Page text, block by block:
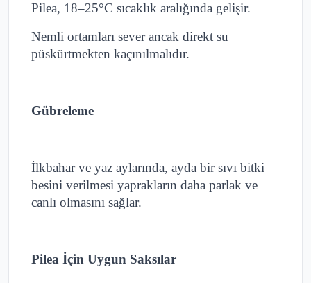
Pilea, 18–25°C sıcaklık aralığında gelişir.
Nemli ortamları sever ancak direkt su
püskürtmekten kaçınılmalıdır.
Gübreleme
İlkbahar ve yaz aylarında, ayda bir sıvı bitki
besini verilmesi yaprakların daha parlak ve
canlı olmasını sağlar.
Pilea İçin Uygun Saksılar